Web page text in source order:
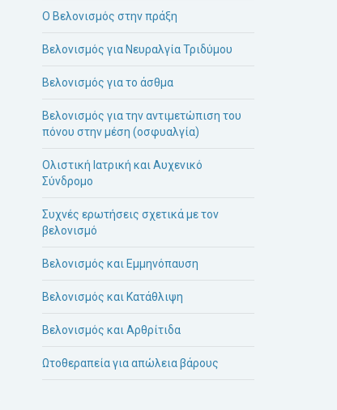
Ο Βελονισμός στην πράξη
Βελονισμός για Νευραλγία Τριδύμου
Βελονισμός για το άσθμα
Βελονισμός για την αντιμετώπιση του
πόνου στην μέση (οσφυαλγία)
Ολιστική Ιατρική και Αυχενικό
Σύνδρομο
Συχνές ερωτήσεις σχετικά με τον
βελονισμό
Βελονισμός και Εμμηνόπαυση
Βελονισμός και Κατάθλιψη
Βελονισμός και Αρθρίτιδα
Ωτοθεραπεία για απώλεια βάρους